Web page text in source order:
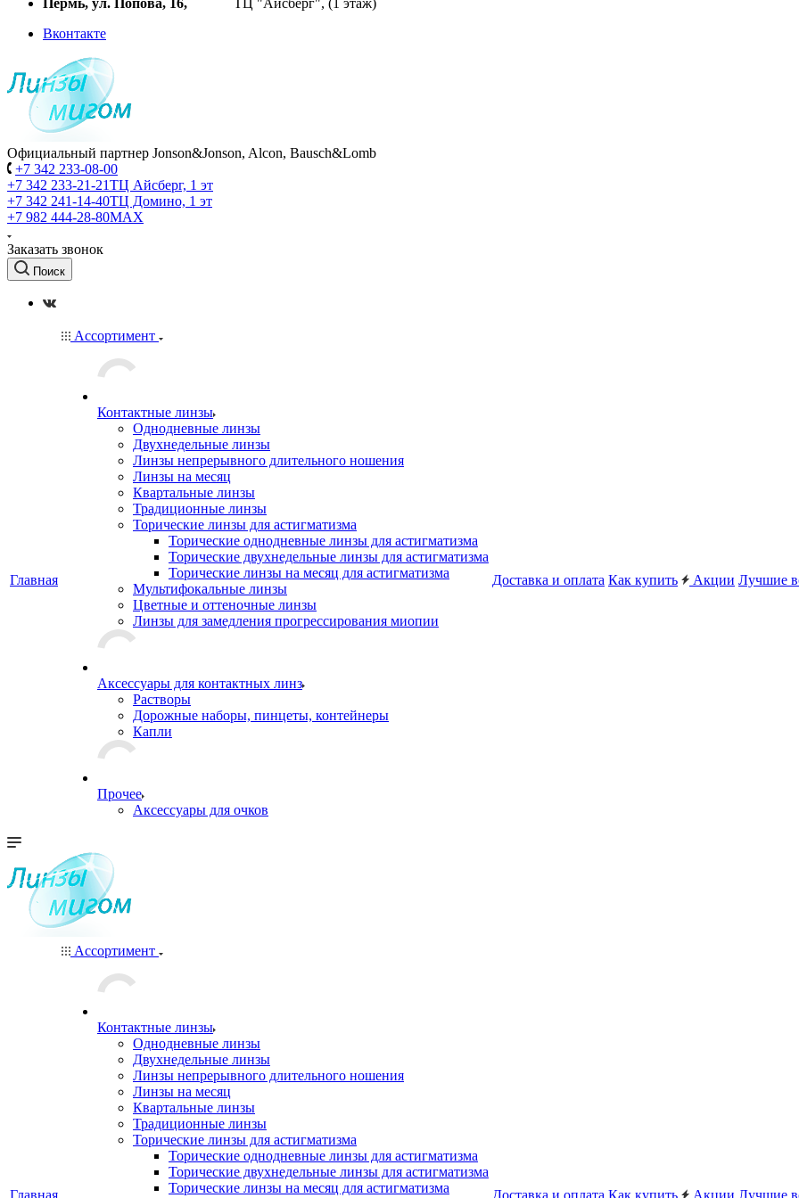
Пермь, ул. Попова, 16, ТЦ "Айсберг", (1 этаж)
Вконтакте
Официальный партнер Jonson&Jonson, Alcon, Bausch&Lomb
+7 342 233-08-00
+7 342 233-21-21ТЦ Айсберг, 1 эт
+7 342 241-14-40ТЦ Домино, 1 эт
+7 982 444-28-80MAX
Заказать звонок
Поиск
Главная
Ассортимент
Контактные линзы
Однодневные линзы
Двухнедельные линзы
Линзы непрерывного длительного ношения
Линзы на месяц
Квартальные линзы
Традиционные линзы
Торические линзы для астигматизма
Торические однодневные линзы для астигматизма
Торические двухнедельные линзы для астигматизма
Торические линзы на месяц для астигматизма
Мультифокальные линзы
Цветные и оттеночные линзы
Линзы для замедления прогрессирования миопии
Аксессуары для контактных линз
Растворы
Дорожные наборы, пинцеты, контейнеры
Капли
Прочее
Аксессуары для очков
Доставка и оплата Как купить Акции Лучшие
Главная
Ассортимент
Контактные линзы
Однодневные линзы
Двухнедельные линзы
Линзы непрерывного длительного ношения
Линзы на месяц
Квартальные линзы
Традиционные линзы
Торические линзы для астигматизма
Торические однодневные линзы для астигматизма
Торические двухнедельные линзы для астигматизма
Торические линзы на месяц для астигматизма
Доставка и оплата Как купить Акции Лучшие